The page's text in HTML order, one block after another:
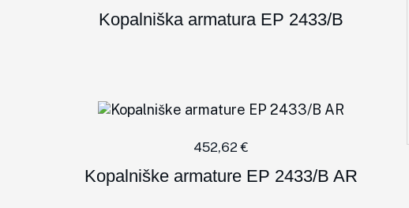
Kopalniška armatura EP 2433/B
452,62€
Kopalniške armature EP 2433/B AR